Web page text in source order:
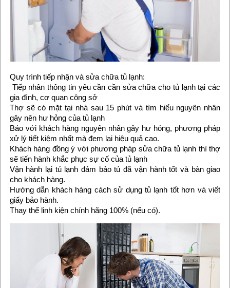
Quy trình tiếp nhận và sửa chữa tủ lạnh:
Tiếp nhân thông tin yêu cần cần sửa chữa cho tủ lạnh tại các
gia đình, cơ quan công sở
Thợ sẽ có mặt tại nhà sau 15 phút và tìm hiểu nguyên nhân
gây nên hư hỏng của tủ lạnh
Báo với khách hàng nguyên nhân gây hư hỏng, phương pháp
xử lý tiết kiệm nhất mà đem lại hiệu quả cao.
Khách hàng đồng ý với phương pháp sửa chữa tủ lạnh thì thợ
sẽ tiến hành khắc phục sự cố của tủ lạnh
Vận hành lại tủ lạnh đảm bảo tủ đã vận hành tốt và bàn giao
cho khách hàng.
Hướng dẫn khách hàng cách sử dụng tủ lạnh tốt hơn và viết
giấy bảo hành.
Thay thế linh kiện chính hãng 100% (nếu có).